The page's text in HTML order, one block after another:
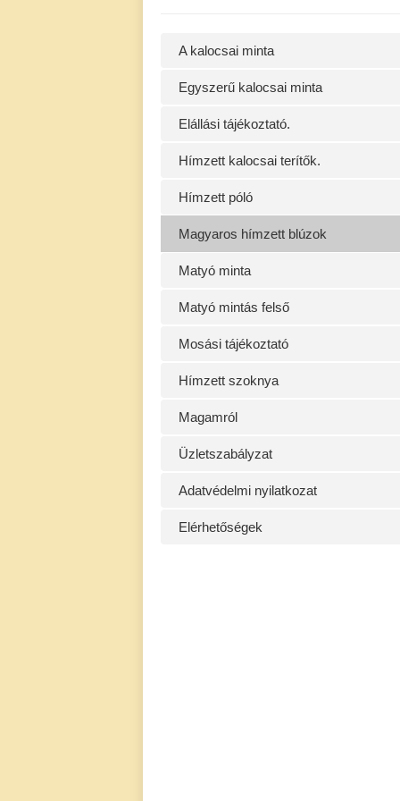
A kalocsai minta
Egyszerű kalocsai minta
Elállási tájékoztató.
Hímzett kalocsai terítők.
Hímzett póló
Magyaros hímzett blúzok
Matyó minta
Matyó mintás felső
Mosási tájékoztató
Hímzett szoknya
Magamról
Üzletszabályzat
Adatvédelmi nyilatkozat
Elérhetőségek